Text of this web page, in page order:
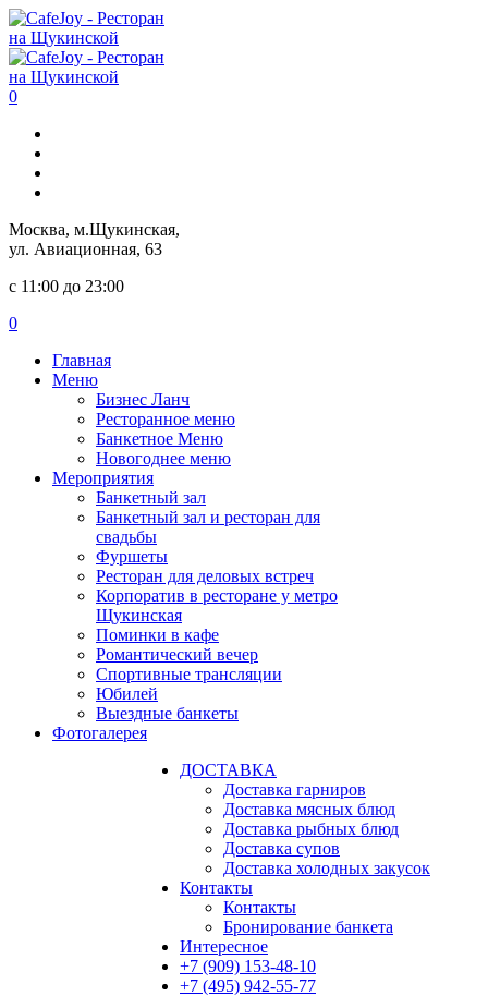
0
Москва, м.Щукинская,
ул. Авиационная, 63
с 11:00 до 23:00
0
Главная
Меню
Бизнес Ланч
Ресторанное меню
Банкетное Меню
Новогоднее меню
Мероприятия
Банкетный зал
Банкетный зал и ресторан для
свадьбы
Фуршеты
Ресторан для деловых встреч
Корпоратив в ресторане у метро
Щукинская
Поминки в кафе
Романтический вечер
Спортивные трансляции
Юбилей
Выездные банкеты
Фотогалерея
ДОСТАВКА
Доставка гарниров
Доставка мясных блюд
Доставка рыбных блюд
Доставка супов
Доставка холодных закусок
Контакты
Контакты
Бронирование банкета
Интересное
+7 (909) 153-48-10
+7 (495) 942-55-77